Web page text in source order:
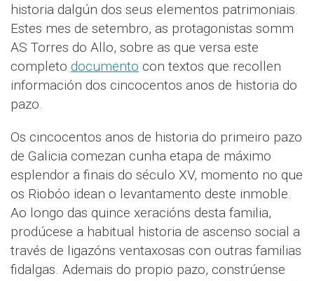
historia dalgún dos seus elementos patrimoniais.
Estes mes de setembro, as protagonistas somm
AS Torres do Allo, sobre as que versa este
completo documento con textos que recollen
información dos cincocentos anos de historia do
pazo.
Os cincocentos anos de historia do primeiro pazo
de Galicia comezan cunha etapa de máximo
esplendor a finais do século XV, momento no que
os Riobóo idean o levantamento deste inmoble.
Ao longo das quince xeracións desta familia,
prodúcese a habitual historia de ascenso social a
través de ligazóns ventaxosas con outras familias
fidalgas. Ademais do propio pazo, constrúense